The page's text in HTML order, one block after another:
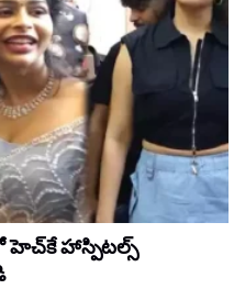
హెచ్‌కే హాస్పిటల్స్